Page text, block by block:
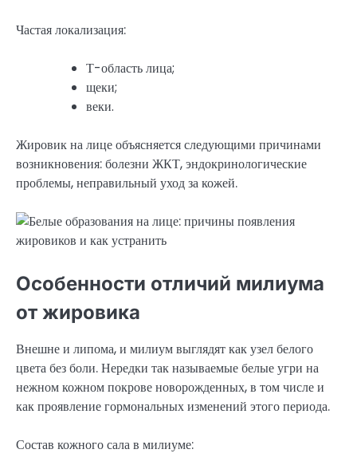
Частая локализация:
Т-область лица;
щеки;
веки.
Жировик на лице объясняется следующими причинами
возникновения: болезни ЖКТ, эндокринологические
проблемы, неправильный уход за кожей.
Особенности отличий милиума
от жировика
Внешне и липома, и милиум выглядят как узел белого
цвета без боли. Нередки так называемые белые угри на
нежном кожном покрове новорожденных, в том числе и
как проявление гормональных изменений этого периода.
Состав кожного сала в милиуме: